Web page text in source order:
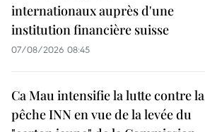
internationaux auprès d'une
institution financière suisse
07/08/2026 08:45
Ca Mau intensifie la lutte contre la
pêche INN en vue de la levée du